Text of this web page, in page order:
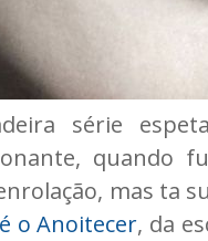
série
quando
mas ta
o Anoitecer, da